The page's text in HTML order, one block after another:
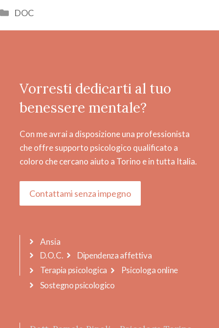
Categorie
DOC
Vorresti dedicarti al tuo
benessere mentale?
Con me avrai a disposizione una professionista
che offre supporto psicologico qualificato a
coloro che cercano aiuto a Torino e in tutta Italia.
Contattami senza impegno
Ansia
D.O.C.
Dipendenza affettiva
Terapia psicologica
Psicologa online
Sostegno psicologico